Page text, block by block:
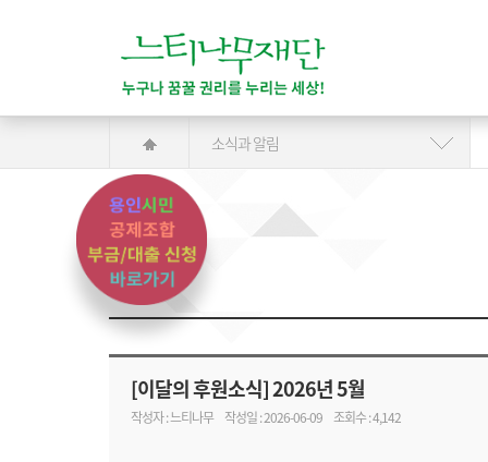
소식과 알림
[이달의 후원소식] 2026년 5월
작성자 : 느티나무 작성일 : 2026-06-09 조회수 : 4,142